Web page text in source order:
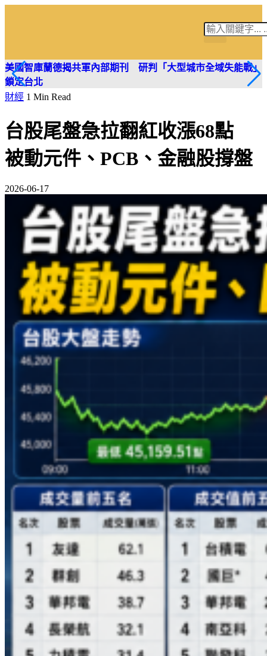
美國智庫蘭德揭共軍內部期刊 研判「大型城市全域失能戰」
鎖定台北
財經 1 Min Read
台股尾盤急拉翻紅收漲68點
被動元件、PCB、金融股撐盤
2026-06-17